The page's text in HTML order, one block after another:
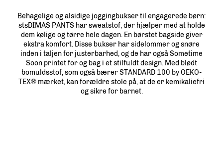
Behagelige og alsidige joggingbukser til engagerede børn:
stsDIMAS PANTS har sweatstof, der hjælper med at holde
dem kølige og tørre hele dagen. En børstet bagside giver
ekstra komfort. Disse bukser har sidelommer og snøre
inden i taljen for justerbarhed, og de har også Sometime
Soon printet for og bag i et stilfuldt design. Med blødt
bomuldsstof, som også bærer STANDARD 100 by OEKO-
TEX® mærket, kan forældre stole på, at de er kemikaliefri
og sikre for barnet.